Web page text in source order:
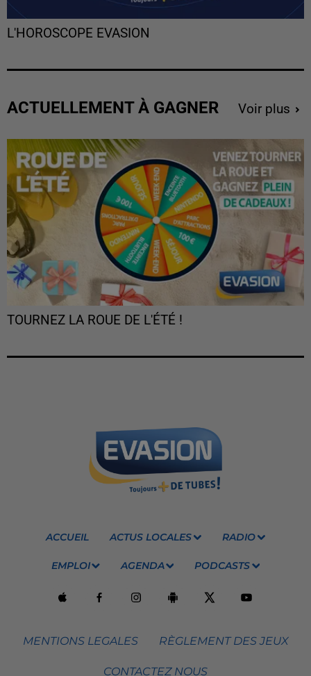
L'HOROSCOPE EVASION
ACTUELLEMENT À GAGNER Voir plus
TOURNEZ LA ROUE DE L'ÉTÉ !
ACCUEIL ACTUS LOCALES RADIO
EMPLOI AGENDA PODCASTS
MENTIONS LEGALES RÈGLEMENT DES JEUX
CONTACTEZ NOUS